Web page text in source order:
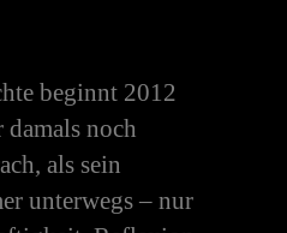
beginnt 2012
noch
als sein
unterwegs – nur